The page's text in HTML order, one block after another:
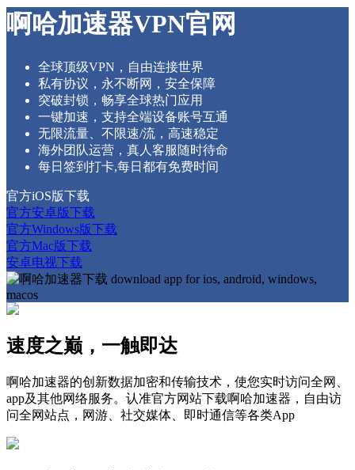
啊哈加速器VPN官网
全球顶级VPN，自由连接世界
私有协议，永不断网，安全保障
突破封锁，畅享全球热门应用
一键加速，支持全端设备账号互通
无限流量、不限速/流，高速稳定
海外团队运营，真人客服随时待命
每日签到打卡,每日都有免费时间
官方iOS版下载
官方安卓版下载
官方Windows版下载
官方Mac版下载
安卓电视下载
速度之巅，一触即达
啊哈加速器的创新数据加密和传输技术，使您实时访问全网、
app及其他网络服务。认准官方网站下载啊哈加速器，自由访
问全网站点，网游、社交媒体、即时通信等各类App